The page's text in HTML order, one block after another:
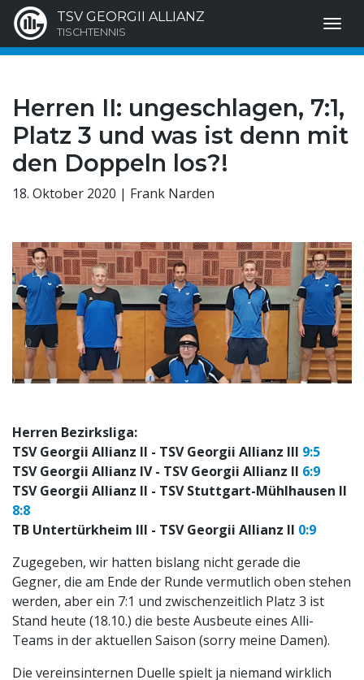
TSV GEORGII ALLIANZ
TISCHTENNIS
Herren II: ungeschlagen, 7:1,
Platz 3 und was ist denn mit
den Doppeln los?!
18. Oktober 2020 | Frank Narden
Herren Bezirksliga:
TSV Georgii Allianz II - TSV Georgii Allianz III 9:5
TSV Georgii Allianz IV - TSV Georgii Allianz II 6:9
TSV Georgii Allianz II - TSV Stuttgart-Mühlhausen II
8:8
TB Untertürkheim III - TSV Georgii Allianz II 0:9
Zugegeben, wir hatten bislang nicht gerade die
Gegner, die am Ende der Runde vermutlich oben stehen
werden, aber ein 7:1 und zwischenzeitlich Platz 3 ist
Stand heute (18.10.) die beste Ausbeute eines Alli-
Teams in der aktuellen Saison (sorry meine Damen).
Die vereinsinternen Duelle spielt ja niemand wirklich